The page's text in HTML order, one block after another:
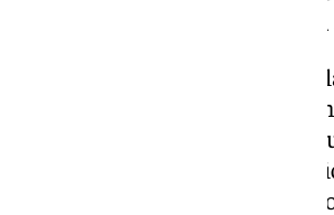
habíamos tenido en cuenta»,
Contempladas las
que han pasado el filtro y,
argumentado Agudo, quien ha
muchas causas, no solo del
principales». Además,